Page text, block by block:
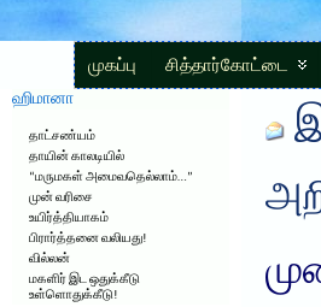
முகப்பு சித்தார்கோட்டை
ஹிமானா
தாட்சண்யம்
தாயின் காலடியில்
“மருமகள் அமைவதெல்லாம்…”
முன் வரிசை
உயிர்த்தியாகம்
பிரார்த்தனை வலியது!
வில்லன்
மகளிர் இட ஒதுக்கீடு
உள்ளொதுக்கீடு!